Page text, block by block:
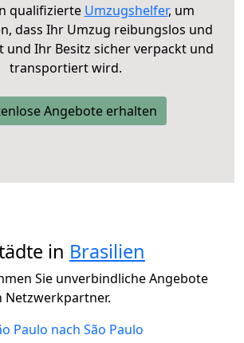
qualifizierte Umzugshelfer, um
dass Ihr Umzug reibungslos und
und Ihr Besitz sicher verpackt und
transportiert wird.
Angebote erhalten
in Brasilien
Sie unverbindliche Angebote
Paulo nach São Paulo